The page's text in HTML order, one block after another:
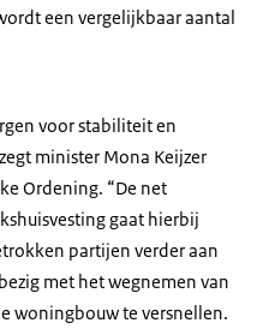
een vergelijkbaar aantal
voor stabiliteit en
minister Mona Keijzer
Ordening. “De net
gaat hierbij
partijen verder aan
met het wegnemen van
woningbouw te versnellen.